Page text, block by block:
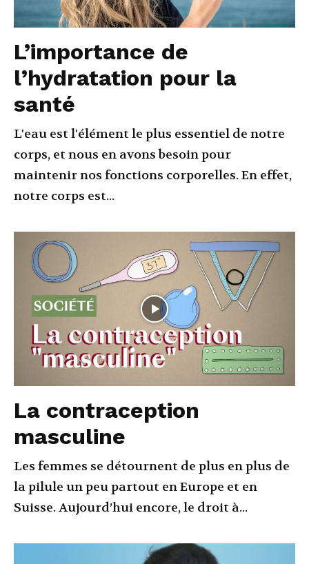
L’importance de
l’hydratation pour la
santé
L'eau est l'élément le plus essentiel de notre
corps, et nous en avons besoin pour
maintenir nos fonctions corporelles. En effet,
notre corps est...
La contraception
masculine
Les femmes se détournent de plus en plus de
la pilule un peu partout en Europe et en
Suisse. Aujourd’hui encore, le droit à...